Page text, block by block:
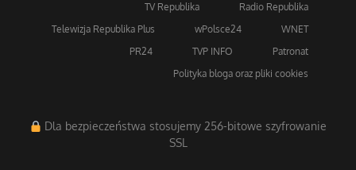
TV Republika
Radio Republika
Telewizja Republika Plus
wPolsce24
WNET
PR24
TVP INFO
Patronat
Polityka bloga oraz pliki cookies
Dla bezpieczeństwa stosujemy 256-bitowe szyfrowanie
SSL